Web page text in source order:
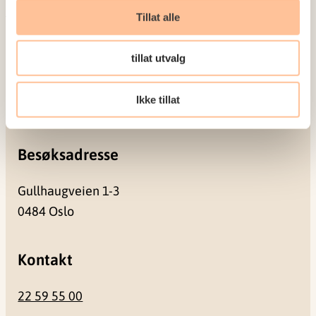
Tillat alle
tillat utvalg
Ikke tillat
Pb. 181 Nydalen
Besøksadresse
Gullhaugveien 1-3
0484 Oslo
Kontakt
22 59 55 00